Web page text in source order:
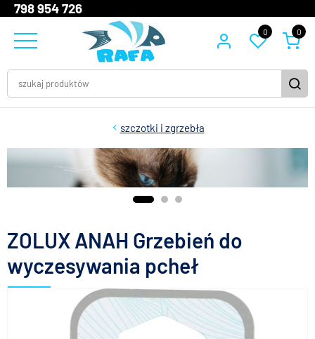
798 954 726
0 0
szczotki i zgrzebła
ZOLUX ANAH Grzebień do
wyczesywania pcheł